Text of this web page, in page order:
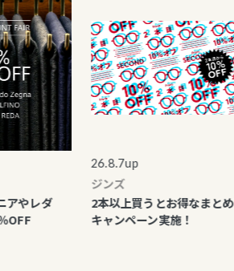
レダ
26.8.7up
ジンズ
2本以上買うとお得なまとめ買い
キャンペーン実施！